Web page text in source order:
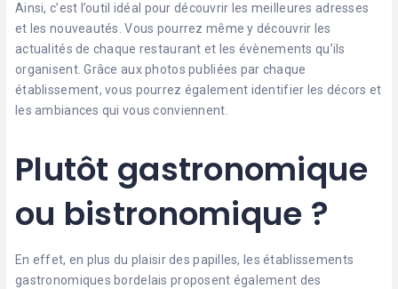
Ainsi, c’est l’outil idéal pour découvrir les meilleures adresses
et les nouveautés. Vous pourrez même y découvrir les
actualités de chaque restaurant et les évènements qu’ils
organisent. Grâce aux photos publiées par chaque
établissement, vous pourrez également identifier les décors et
les ambiances qui vous conviennent.
Plutôt gastronomique
ou bistronomique ?
En effet, en plus du plaisir des papilles, les établissements
gastronomiques bordelais proposent également des